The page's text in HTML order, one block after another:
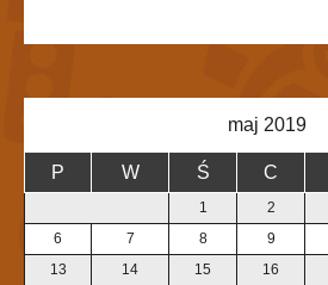
maj 2019
P W Ś C
1 2
6
7 8 9
13
14 15 16